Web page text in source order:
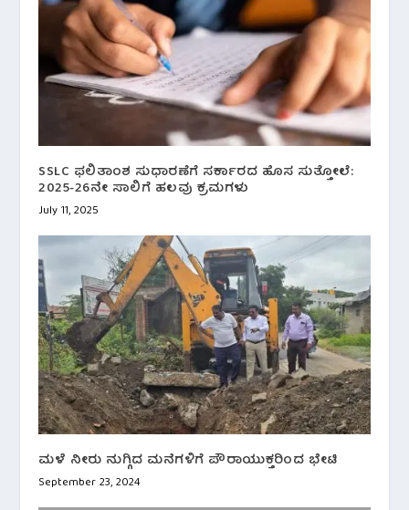
SSLC ಫಲಿತಾಂಶ ಸುಧಾರಣೆಗೆ ಸರ್ಕಾರದ ಹೊಸ ಸುತ್ತೋಲೆ:
2025-26ನೇ ಸಾಲಿಗೆ ಹಲವು ಕ್ರಮಗಳು
July 11, 2025
ಮಳೆ ನೀರು ನುಗ್ಗಿದ ಮನೆಗಳಿಗೆ ಪೌರಾಯುಕ್ತರಿಂದ ಭೇಟಿ
September 23, 2024